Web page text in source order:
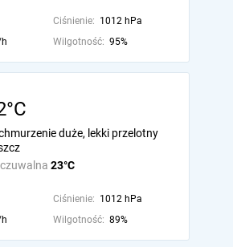
Ciśnienie: 1012 hPa
Wilgotność: 95%
23°C
duże, lekki przelotny
Ciśnienie: 1012 hPa
Wilgotność: 89%